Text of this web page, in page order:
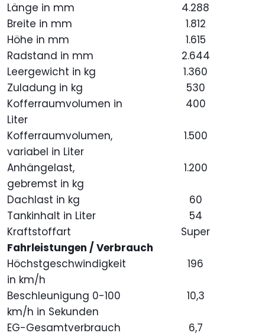
Länge in mm
4.288
Breite in mm
1.812
Höhe in mm
1.615
Radstand in mm
2.644
Leergewicht in kg
1.360
Zuladung in kg
530
Kofferraumvolumen in
Liter
400
Kofferraumvolumen,
variabel in Liter
1.500
Anhängelast,
gebremst in kg
1.200
Dachlast in kg
60
Tankinhalt in Liter
54
Kraftstoffart
Super
Fahrleistungen / Verbrauch
Höchstgeschwindigkeit
in km/h
196
Beschleunigung 0-100
km/h in Sekunden
10,3
EG-Gesamtverbrauch
6,7